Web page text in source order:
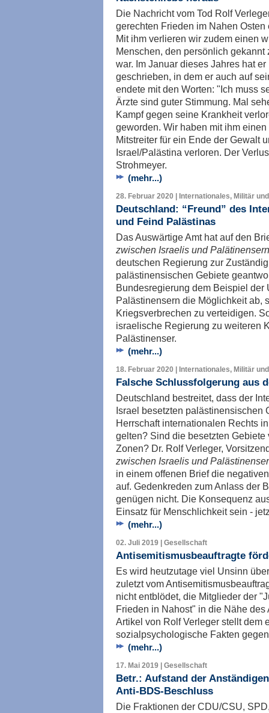
Die Nachricht vom Tod Rolf
gerechten Frieden im Nahen
Mit ihm verlieren wir zudem einen
Menschen, den persönlich
war. Im Januar dieses Jahres hat
geschrieben, in dem er auch auf
endete mit den Worten: "Ich muss
Ärzte sind guter Stimmung. Mal
Kampf gegen seine Krankheit
geworden. Wir haben mit ihm
Mitstreiter für ein Ende der Gewalt
Israel/Palästina verloren. Der
Strohmeyer.
(mehr...)
28. Februar 2020 | Internationales, Militär
Deutschland: “Freund” des
und Feind Palästinas
Das Auswärtige Amt hat auf den
zwischen Israelis und Palätinensern
deutschen Regierung zur
palästinensischen Gebiete
Bundesregierung dem Beispiel der
Palästinensern die Möglichkeit ab,
Kriegsverbrechen zu verteidigen.
israelische Regierung zu weiteren
Palästinenser.
(mehr...)
18. Februar 2020 | Internationales, Militär
Falsche Schlussfolgerung aus
Deutschland bestreitet, dass der
Israel besetzten palästinensischen
Herrschaft internationalen Rechts
gelten? Sind die besetzten
Zonen? Dr. Rolf Verleger,
zwischen Israelis und
in einem offenen Brief die
auf. Gedenkreden zum Anlass der
genügen nicht. Die Konsequenz
Einsatz für Menschlichkeit sein -
(mehr...)
02. Juli 2019 | Gesellschaft
Antisemitismusbeauftragte
Es wird heutzutage viel Unsinn
zuletzt vom
nicht entblödet, die Mitglieder der
Frieden in Nahost" in die Nähe
Artikel von Rolf Verleger stellt dem
sozialpsychologische Fakten
(mehr...)
17. Mai 2019 | Gesellschaft
Betr.: Aufstand der
Anti-BDS-Beschluss
Die Fraktionen der CDU/CSU,